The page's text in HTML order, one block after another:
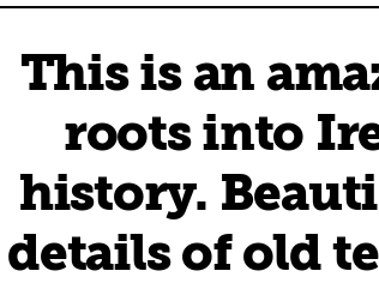
This is an
roots into
history.
details of old